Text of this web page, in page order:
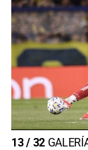
13/ 32